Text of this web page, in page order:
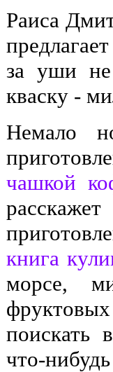
Раиса
за уши не
кваску -
Немало
чашкой
расскажет
книга
морсе,
поискать
что-